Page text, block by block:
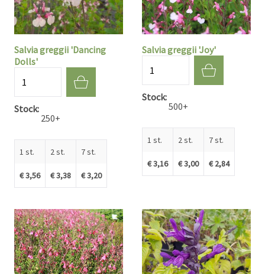
Salvia greggii 'Dancing
Dolls'
Stock
250+
1 st.
€ 3,56
2 st.
€ 3,38
7 st.
€ 3,20
Salvia greggii 'Joy'
Stock
500+
1 st.
€ 3,16
2 st.
€ 3,00
7 st.
€ 2,84